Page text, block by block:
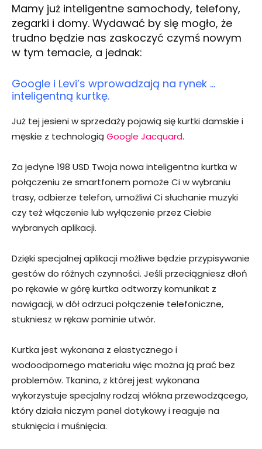
Mamy już inteligentne samochody, telefony,
zegarki i domy. Wydawać by się mogło, że
trudno będzie nas zaskoczyć czymś nowym
w tym temacie, a jednak:
Google i Levi’s wprowadzają na rynek …
inteligentną kurtkę.
Już tej jesieni w sprzedaży pojawią się kurtki damskie i
męskie z technologią Google Jacquard.
Za jedyne 198 USD Twoja nowa inteligentna kurtka w
połączeniu ze smartfonem pomoże Ci w wybraniu
trasy, odbierze telefon, umożliwi Ci słuchanie muzyki
czy też włączenie lub wyłączenie przez Ciebie
wybranych aplikacji.
Dzięki specjalnej aplikacji możliwe będzie przypisywanie
gestów do różnych czynności. Jeśli przeciągniesz dłoń
po rękawie w górę kurtka odtworzy komunikat z
nawigacji, w dół odrzuci połączenie telefoniczne,
stukniesz w rękaw pominie utwór.
Kurtka jest wykonana z elastycznego i
wodoodpornego materiału więc można ją prać bez
problemów. Tkanina, z której jest wykonana
wykorzystuje specjalny rodzaj włókna przewodzącego,
który działa niczym panel dotykowy i reaguje na
stuknięcia i muśnięcia.